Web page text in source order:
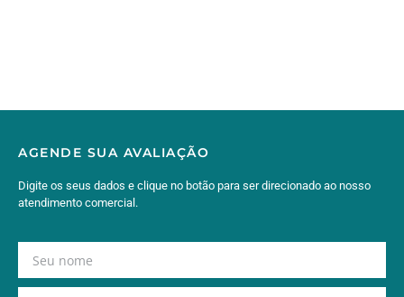
AGENDE SUA AVALIAÇÃO
Digite os seus dados e clique no botão para ser direcionado ao nosso
atendimento comercial.